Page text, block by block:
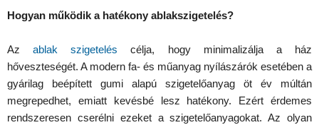
Hogyan működik a hatékony ablakszigetelés?
Azablak szigetelés célja, hogy minimalizálja a ház
hőveszteségét. A modern fa- és műanyag nyílászárók esetében a
gyárilag beépített gumi alapú szigetelőanyag öt év múltán
megrepedhet, emiatt kevésbé lesz hatékony. Ezért érdemes
rendszeresen cserélni ezeket a szigetelőanyagokat. Az olyan